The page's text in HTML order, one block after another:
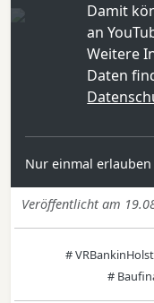
Damit
an
Weitere
Daten
Nur einmal
Veröffentlicht am
#
#